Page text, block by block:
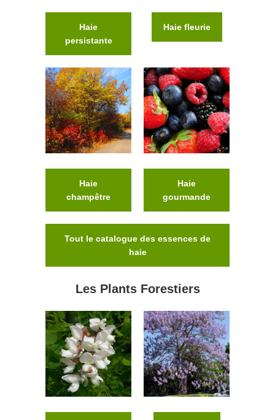
Haie
persistante
Haie fleurie
Haie
champêtre
Haie
gourmande
Tout le catalogue des essences de
haie
Les Plants Forestiers